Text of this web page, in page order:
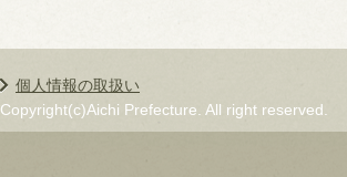
個人情報の取扱い
Copyright(c)Aichi Prefecture. All right reserved.